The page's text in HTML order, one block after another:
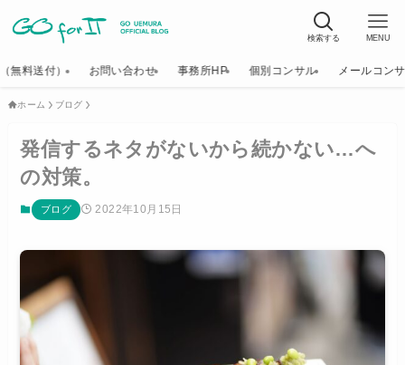
検索する MENU
無料送付） お問い合わせ 事務所HP 個別コンサル メールコン
ホーム ブログ
発信するネタがないから続かない…へ
の対策。
ブログ 2022年10月15日